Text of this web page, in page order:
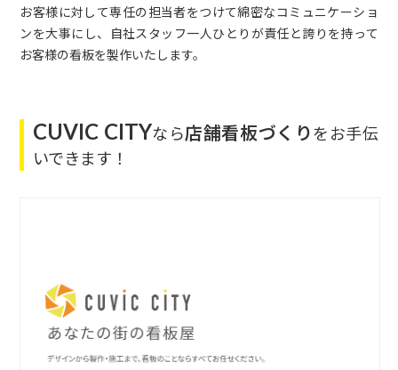
お客様に対して専任の担当者をつけて綿密なコミュニケーショ
ンを大事にし、自社スタッフ一人ひとりが責任と誇りを持って
お客様の看板を製作いたします。
CUVIC CITYなら店舗看板づくりをお手伝
いできます！